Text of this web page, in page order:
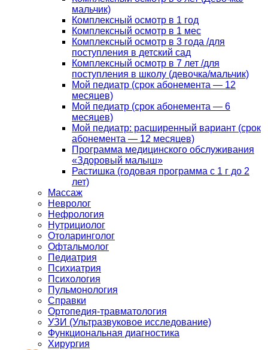
мальчик)
Комплексный осмотр в 1 год
Комплексный осмотр в 1 мес
Комплексный осмотр в 3 года /для
поступления в детский сад
Комплексный осмотр в 7 лет /для
поступления в школу (девочка/мальчик)
Мой педиатр (срок абонемента — 12
месяцев)
Мой педиатр (срок абонемента — 6
месяцев)
Мой педиатр: расширенный вариант (срок
абонемента — 12 месяцев)
Программа медицинского обслуживания
«Здоровый малыш»
Растишка (годовая программа с 1 г до 2
лет)
Массаж
Невролог
Нефрология
Нутрициолог
Отоларинголог
Офтальмолог
Педиатрия
Психиатрия
Психология
Пульмонология
Справки
Ортопедия-травматология
УЗИ (Ультразвуковое исследование)
Функциональная диагностика
Хирургия